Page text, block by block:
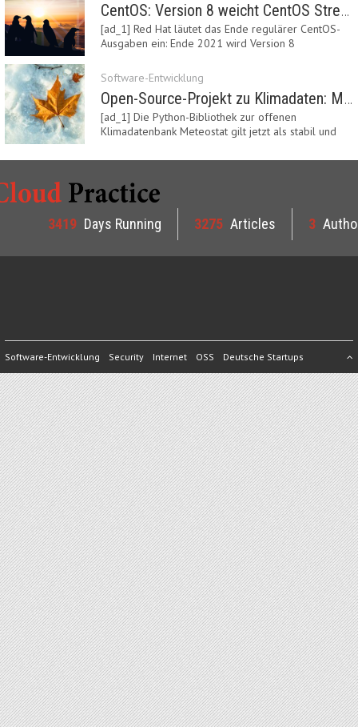
CentOS: Version 8 weicht CentOS Stream
[ad_1] Red Hat läutet das Ende regulärer CentOS-
Ausgaben ein: Ende 2021 wird Version 8
Software-Entwicklung
Open-Source-Projekt zu Klimadaten: Meteostat Python Library 1.0 erschienen
[ad_1] Die Python-Bibliothek zur offenen
Klimadatenbank Meteostat gilt jetzt als stabil und
3419 Days Running 3275 Articles 3
Software-Entwicklung Security Internet OSS Deutsche Startups